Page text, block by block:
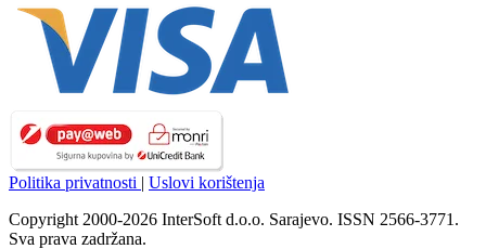
Politika privatnosti | Uslovi korištenja
Copyright 2000-2026 InterSoft d.o.o. Sarajevo. ISSN 2566-3771.
Sva prava zadržana.